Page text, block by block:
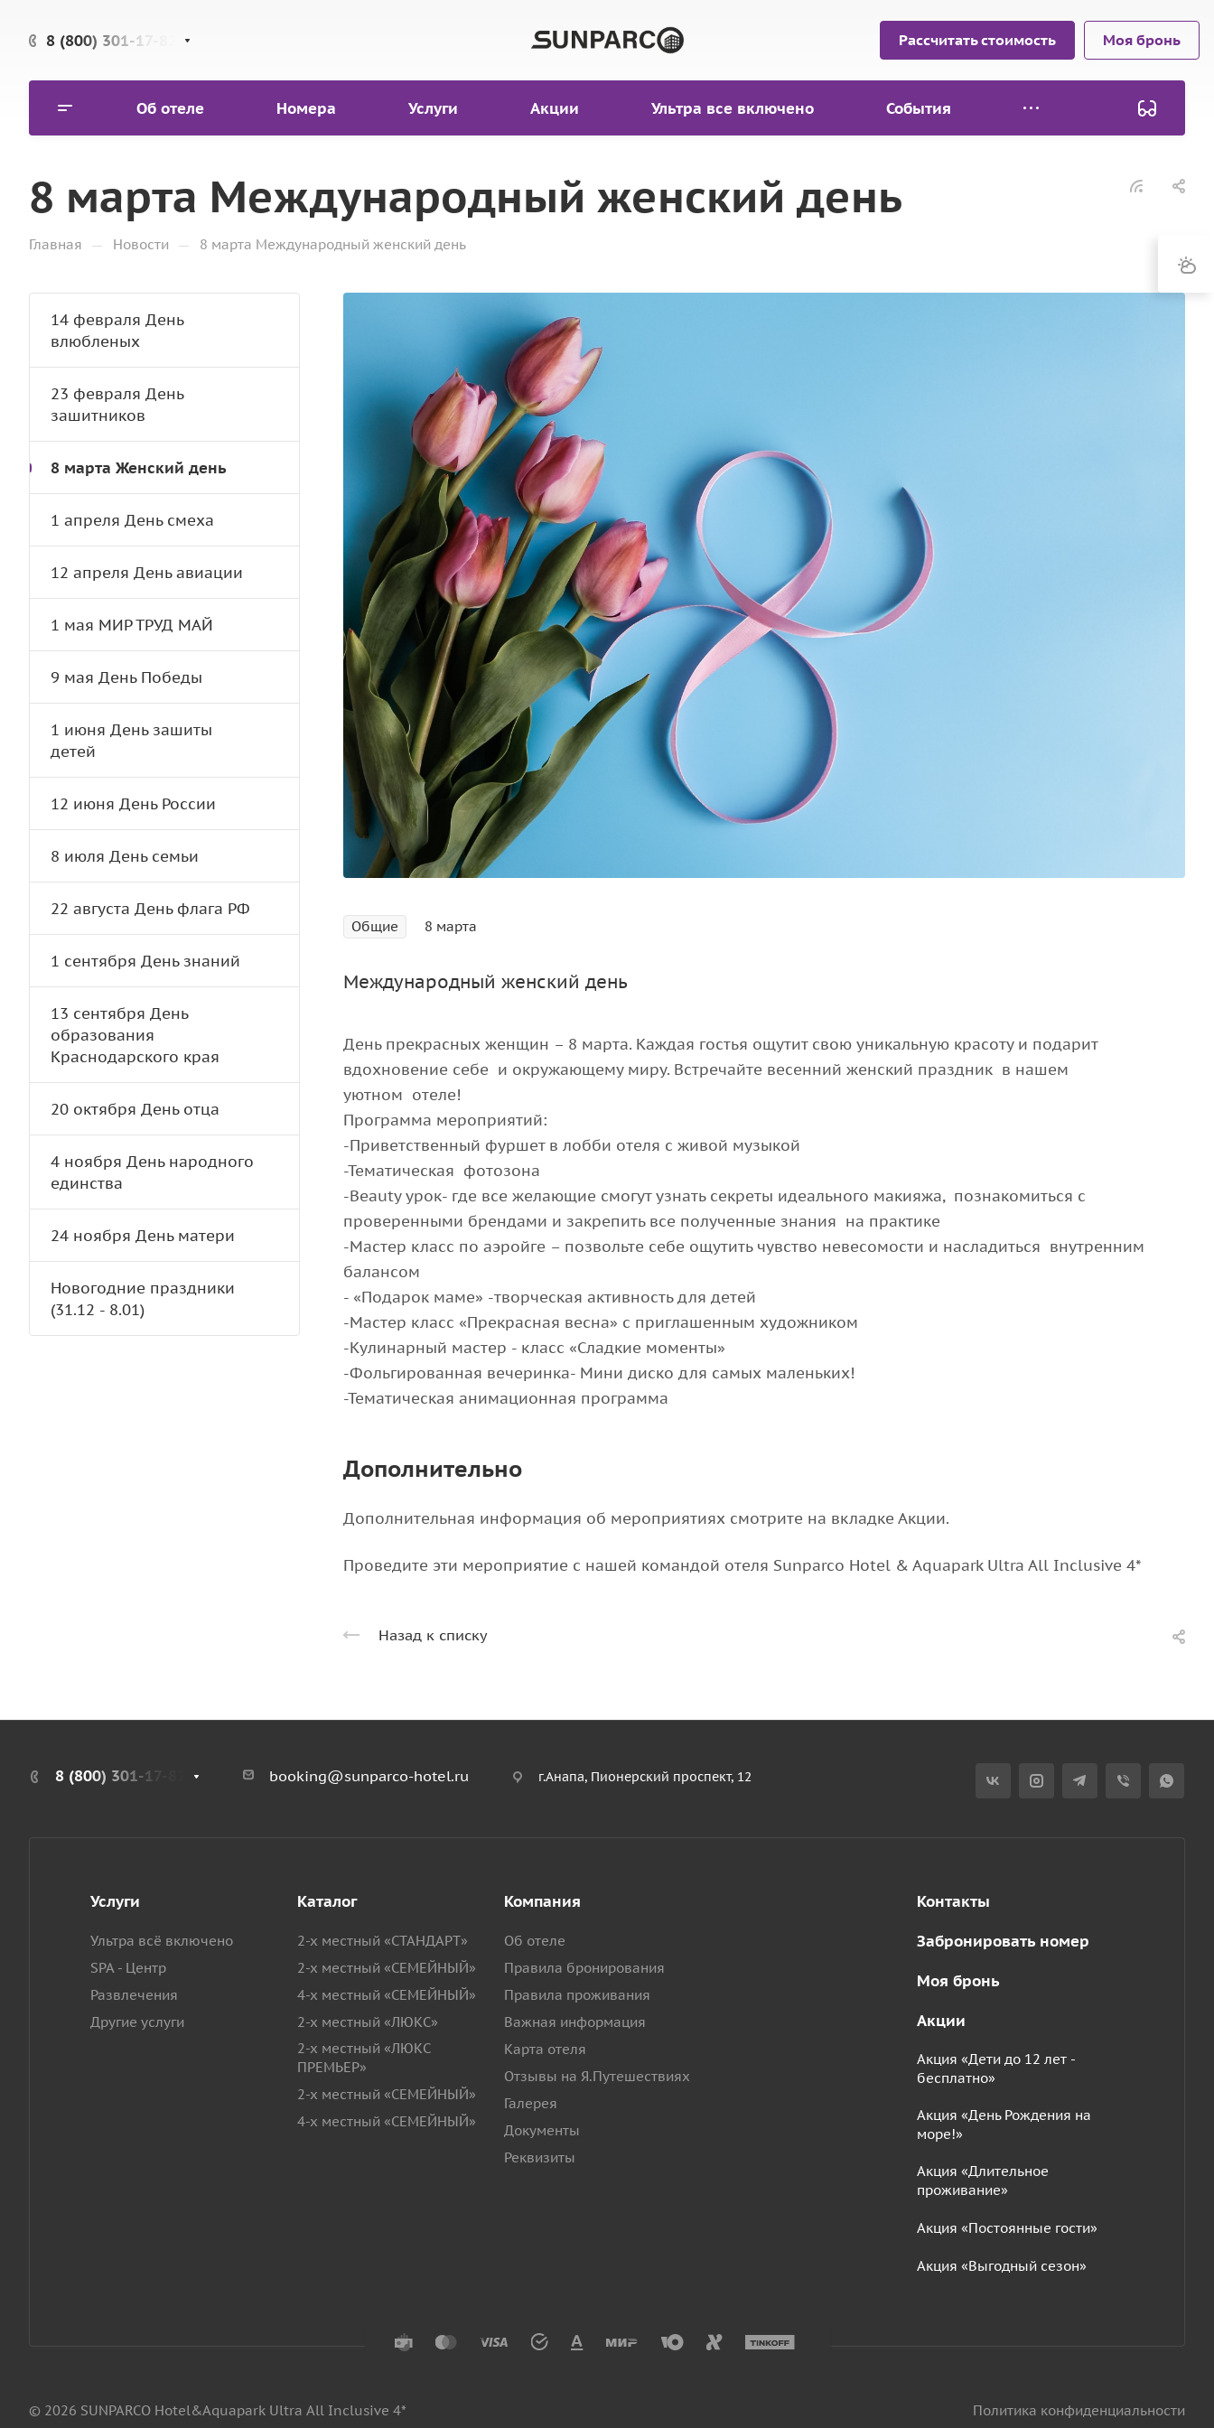
8 (800) 301-17-82 Рассчитать стоимость Моя бронь
Об отеле Номера Услуги Акции Ультра все включено События
8 марта Международный женский день
Главная — Новости — 8 марта Международный женский день
Общие 8 марта
Международный женский день
День прекрасных женщин – 8 марта. Каждая гостья ощутит свою уникальную красоту и подарит
вдохновение себе и окружающему миру. Встречайте весенний женский праздник в нашем
уютном отеле!
Программа мероприятий:
-Приветственный фуршет в лобби отеля с живой музыкой
-Тематическая фотозона
-Вeauty урок- где все желающие смогут узнать секреты идеального макияжа, познакомиться с
проверенными брендами и закрепить все полученные знания на практике
-Мастер класс по аэройге – позвольте себе ощутить чувство невесомости и насладиться внутренним
балансом
- «Подарок маме» -творческая активность для детей
-Мастер класс «Прекрасная весна» с приглашенным художником
-Кулинарный мастер - класс «Сладкие моменты»
-Фольгированная вечеринка- Мини диско для самых маленьких!
-Тематическая анимационная программа
Дополнительно
Дополнительная информация об мероприятиях смотрите на вкладке Акции.
Проведите эти мероприятие с нашей командой отеля Sunparco Hotel & Aquapark Ultra All Inclusive 4*
Назад к списку
14 февраля День
влюбленых
23 февраля День
зашитников
8 марта Женский день
1 апреля День смеха
12 апреля День авиации
1 мая МИР ТРУД МАЙ
9 мая День Победы
1 июня День зашиты
детей
12 июня День России
8 июля День семьи
22 августа День флага РФ
1 сентября День знаний
13 сентября День
образования
Краснодарского края
20 октября День отца
4 ноября День народного
единства
24 ноября День матери
Новогодние праздники
(31.12 - 8.01)
8 (800) 301-17-82 booking@sunparco-hotel.ru г.Анапа, Пионерский проспект, 12
Услуги
Ультра всё включено
SPA - Центр
Развлечения
Другие услуги
Каталог
2-х местный «СТАНДАРТ»
2-х местный «СЕМЕЙНЫЙ»
4-х местный «СЕМЕЙНЫЙ»
2-х местный «ЛЮКС»
2-х местный «ЛЮКС
ПРЕМЬЕР»
2-х местный «СЕМЕЙНЫЙ»
4-х местный «СЕМЕЙНЫЙ»
Компания
Об отеле
Правила бронирования
Правила проживания
Важная информация
Карта отеля
Отзывы на Я.Путешествиях
Галерея
Документы
Реквизиты
Контакты
Забронировать номер
Моя бронь
Акции
Акция «Дети до 12 лет -
бесплатно»
Акция «День Рождения на
море!»
Акция «Длительное
проживание»
Акция «Постоянные гости»
Акция «Выгодный сезон»
© 2026 SUNPARCO Hotel&Aquapark Ultra All Inclusive 4* Политика конфиденциальности